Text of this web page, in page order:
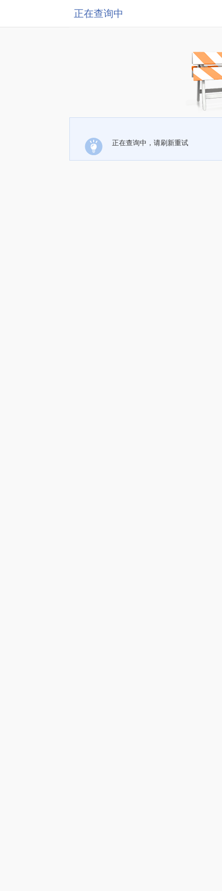
正在查询中
正在查询中，请刷新重试